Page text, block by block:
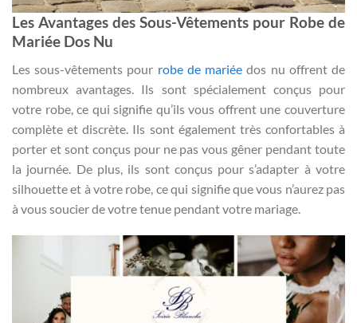
Les Avantages des Sous-Vêtements pour Robe de
Mariée Dos Nu
Les sous-vêtements pour robe de mariée dos nu offrent de
nombreux avantages. Ils sont spécialement conçus pour
votre robe, ce qui signifie qu’ils vous offrent une couverture
complète et discrète. Ils sont également très confortables à
porter et sont conçus pour ne pas vous gêner pendant toute
la journée. De plus, ils sont conçus pour s’adapter à votre
silhouette et à votre robe, ce qui signifie que vous n’aurez pas
à vous soucier de votre tenue pendant votre mariage.